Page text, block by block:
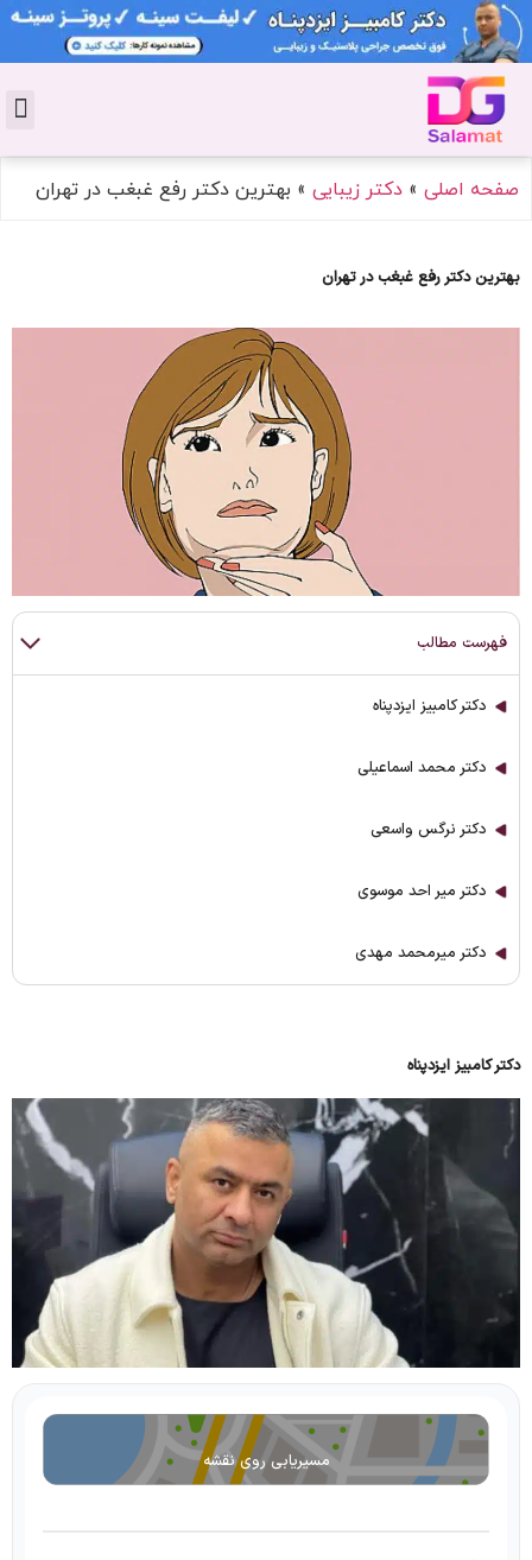
صفحه اصلی » دکتر زیبایی » بهترین دکتر رفع غبغب در تهران
بهترین دکتر رفع غبغب در تهران
فهرست مطالب
دکتر کامبیز ایزدپناه
دکتر محمد اسماعیلی
دکتر نرگس واسعی
دکتر میر احد موسوی
دکتر میرمحمد مهدی
دکتر کامبیز ایزدپناه
مسیریابی روی نقشه